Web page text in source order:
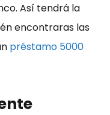
Así tendrá la
encontraras las
préstamo 5000